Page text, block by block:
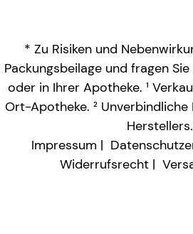
* Zu Risiken und
Packungsbeilage und fragen
oder in Ihrer Apotheke. ¹
Ort-Apotheke. ² Unverbindliche
Herstellers.
Impressum
Widerrufsrecht